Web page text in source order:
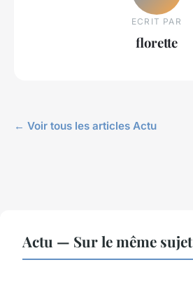
ECRIT PAR
florette
← Voir tous les articles Actu
Actu — Sur le même sujet